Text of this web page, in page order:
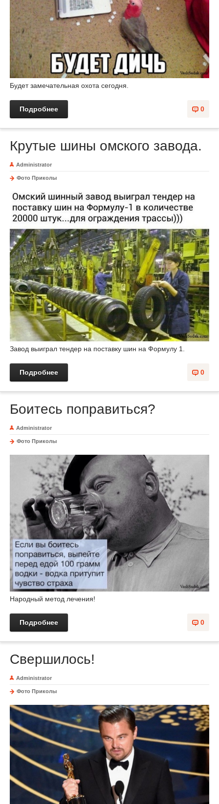
Будет замечательная охота сегодня.
0
Подробнее
Крутые шины омского завода.
Administrator
Фото Приколы
Завод выиграл тендер на поставку шин на Формулу 1.
0
Подробнее
Боитесь поправиться?
Administrator
Фото Приколы
Народный метод лечения!
0
Подробнее
Свершилось!
Administrator
Фото Приколы